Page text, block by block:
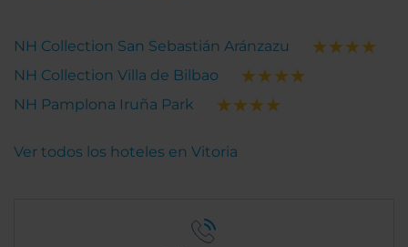
NH Collection San Sebastián Aránzazu
NH Collection Villa de Bilbao
NH Pamplona Iruña Park
Ver todos los hoteles en Vitoria